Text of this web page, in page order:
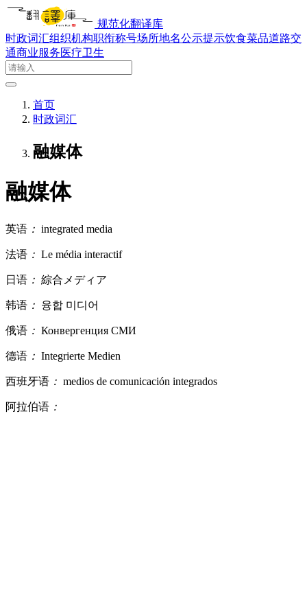
规范化翻译库
时政词汇组织机构职衔称号场所地名公示提示饮食菜品道路交
通商业服务医疗卫生
首页
时政词汇
融媒体
融媒体
英语 ： integrated media
法语 ： Le média interactif
日语 ： 綜合メディア
韩语 ： 융합 미디어
俄语 ： Конвергенция СМИ
德语 ： Integrierte Medien
西班牙语 ： medios de comunicación integrados
阿拉伯语 ：